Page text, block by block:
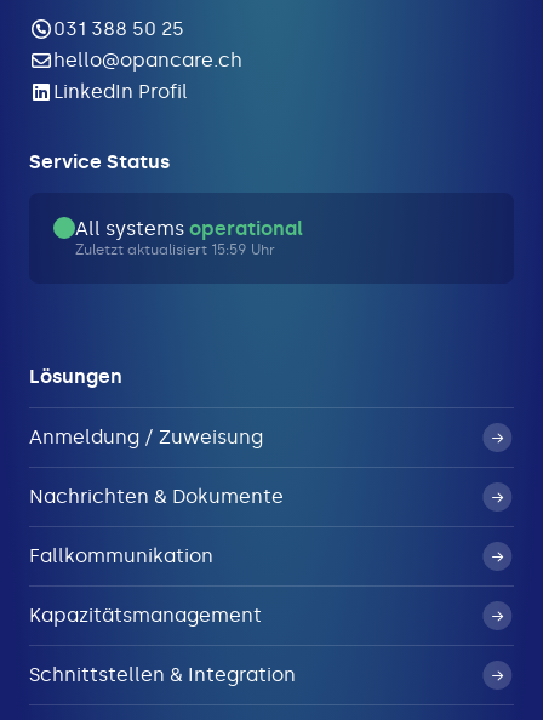
031 388 50 25
hello@opancare.ch
LinkedIn Profil
Service Status
All systems operational
Zuletzt aktualisiert 15:59 Uhr
Lösungen
Anmeldung / Zuweisung
Nachrichten & Dokumente
Fallkommunikation
Kapazitätsmanagement
Schnittstellen & Integration